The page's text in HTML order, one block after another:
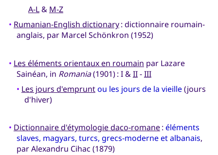
A-L& M-Z
• Rumanian-English dictionary: dictionnaire roumain-
anglais, par Marcel Schönkron (1952)
• Les éléments orientaux en roumain par Lazare
Sainéan, in Romania(1901) : I &II-III
• Les jours d'empruntou les jours de la vieille(jours
d'hiver)
• Dictionnaire d'étymologie daco-romane: éléments
slaves, magyars, turcs, grecs-moderne et albanais,
par Alexandru Cihac (1879)